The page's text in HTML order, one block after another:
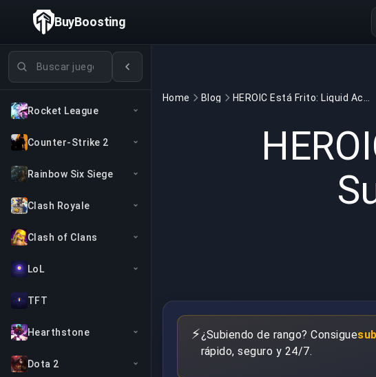
Buscar juegos
Rocket League
Counter-Strike 2
Rainbow Six Siege
Clash Royale
Clash of Clans
LoL
TFT
Hearthstone
Dota 2
BuyBoosting
Home Blog
⚡¿Subiendo de rango? Consigue
rápido, seguro y 24/7.